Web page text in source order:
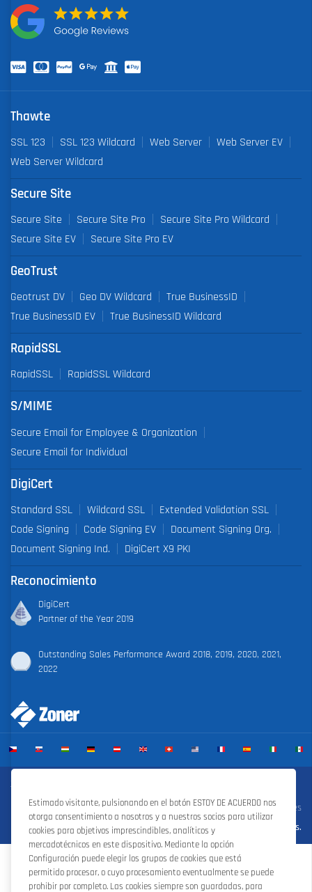
Thawte
SSL 123 SSL 123 Wildcard Web Server
Web Server EV
Web Server Wildcard
Secure Site
Secure Site Secure Site Pro
Secure Site Pro Wildcard
Secure Site EV
Secure Site Pro EV
GeoTrust
Geotrust DV Geo DV Wildcard
True BusinessID
True BusinessID EV
True BusinessID Wildcard
RapidSSL
RapidSSL RapidSSL Wildcard
S/MIME
Secure Email for Employee & Organization
Secure Email for Individual
DigiCert
Standard SSL Wildcard SSL
Extended Validation SSL
Code Signing
Code Signing EV
Document Signing Org.
Document Signing Ind.
DigiCert X9 PKI
Reconocimiento
DigiCert
Partner of the Year 2019
Outstanding Sales Performance Award 2018, 2019, 2020, 2021,
2022
Zoner Cloud
Condiciones de contrato|Política de privacidad| Configuración de cookies
©ZONER a.s.
Estimado visitante, pulsionando en el botón ESTOY DE ACUERDO nos
otorga consentimiento a nosotros y a nuestros socios para utilizar
cookies para objetivos imprescindibles, analíticos y
mercadotécnicos en este dispositivo. Mediante la opción
Configuración puede elegir los grupos de cookies que está
permitido procesar, o cuyo procesamiento eventualmente se puede
prohibir por completo. Las cookies siempre son guardadas, para